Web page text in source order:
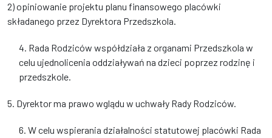
2) opiniowanie projektu planu finansowego placówki
składanego przez Dyrektora Przedszkola.
4. Rada Rodziców współdziała z organami Przedszkola w
celu ujednolicenia oddziaływań na dzieci poprzez rodzinę i
przedszkole.
5. Dyrektor ma prawo wglądu w uchwały Rady Rodziców.
6. W celu wspierania działalności statutowej placówki Rada